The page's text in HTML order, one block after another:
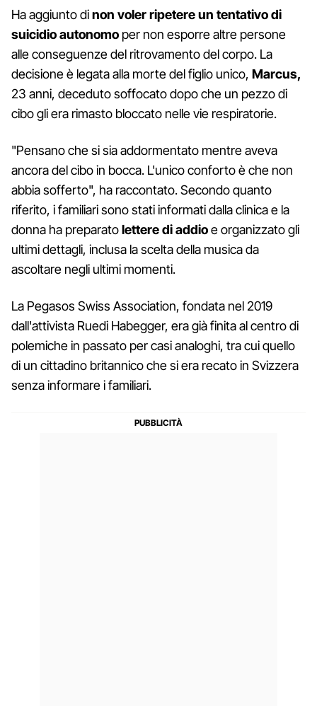
Ha aggiunto dinon voler ripetere un tentativo di
suicidio autonomo per non esporre altre persone
alle conseguenze del ritrovamento del corpo. La
decisione è legata alla morte del figlio unico, Marcus,
23 anni, deceduto soffocato dopo che un pezzo di
cibo gli era rimasto bloccato nelle vie respiratorie.
"Pensano che si sia addormentato mentre aveva
ancora del cibo in bocca. L'unico conforto è che non
abbia sofferto", ha raccontato. Secondo quanto
riferito, i familiari sono stati informati dalla clinica e la
donna ha preparatolettere di addioe organizzato gli
ultimi dettagli, inclusa la scelta della musica da
ascoltare negli ultimi momenti.
La Pegasos Swiss Association, fondata nel 2019
dall'attivista Ruedi Habegger, era già finita al centro di
polemiche in passato per casi analoghi, tra cui quello
di un cittadino britannico che si era recato in Svizzera
senza informare i familiari.